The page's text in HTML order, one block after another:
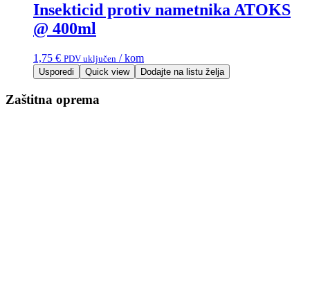
Insekticid protiv nametnika ATOKS
@ 400ml
1,75 € PDV uključen / kom
Usporedi Quick view Dodajte na listu želja
Zaštitna oprema